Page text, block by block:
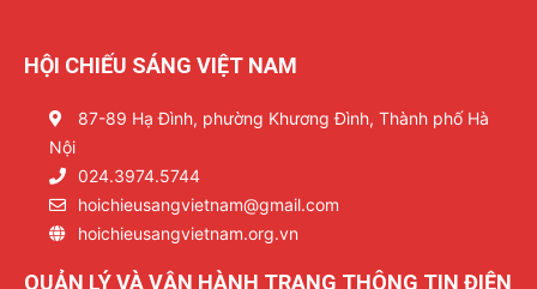
HỘI CHIẾU SÁNG VIỆT NAM
87-89 Hạ Đình, phường Khương Đình, Thành phố Hà
Nội
024.3974.5744
hoichieusangvietnam@gmail.com
hoichieusangvietnam.org.vn
QUẢN LÝ VÀ VẬN HÀNH TRANG THÔNG TIN ĐIỆN